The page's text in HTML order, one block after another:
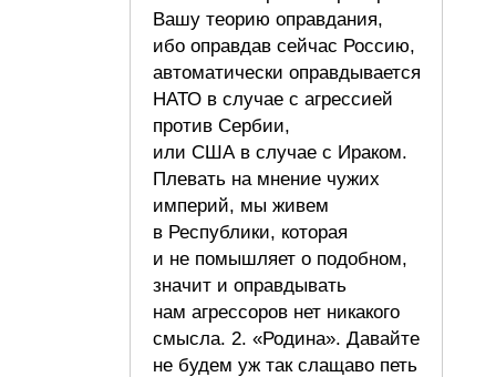
Вашу теорию оправдания,
ибо оправдав сейчас Россию,
автоматически оправдывается
НАТО в случае с агрессией
против Сербии,
или США в случае с Ираком.
Плевать на мнение чужих
империй, мы живем
в Республики, которая
и не помышляет о подобном,
значит и оправдывать
нам агрессоров нет никакого
смысла. 2. «Родина». Давайте
не будем уж так слащаво петь